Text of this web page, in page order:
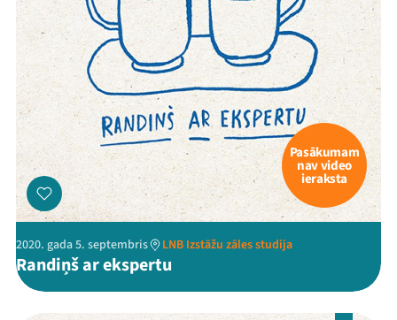
Pasākumam
nav video
ieraksta
2020. gada 5. septembris LNB Izstāžu zāles studija
Randiņš ar ekspertu